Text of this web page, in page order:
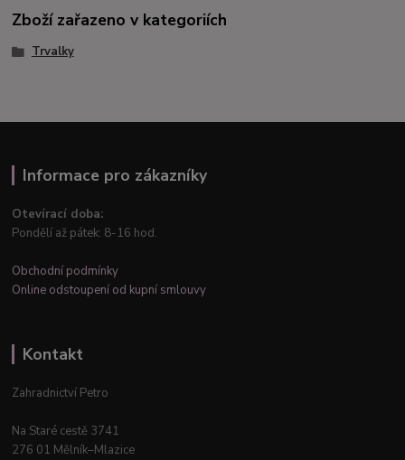
Zboží zařazeno v kategoriích
Trvalky
Informace pro zákazníky
Otevírací doba:
Pondělí až pátek: 8-16 hod.
Obchodní podmínky
Online odstoupení od kupní smlouvy
Kontakt
Zahradnictví Petro
Na Staré cestě 3741
276 01 Mělník–Mlazice